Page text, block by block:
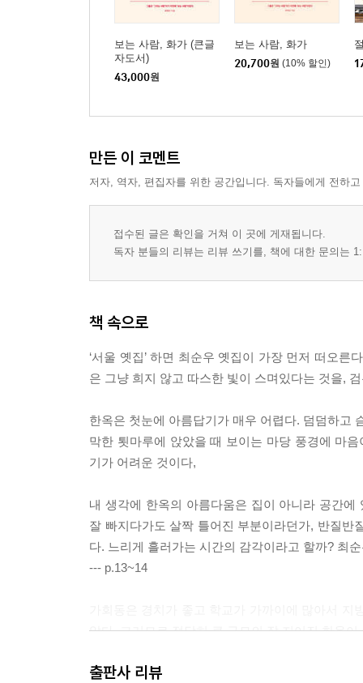
보는 사람, 화가 (큰글
자도서)
43,000원
보는 사람, 화가
20,700원 (10% 할인)
만든 이 코멘트
저자, 역자, 편집자를 위한 공간입니다. 독자들에게 전하
접수된 글은 확인을 거쳐 이 곳에 게재됩니다.
독자 분들의 리뷰는 리뷰 쓰기를, 책에 대한 문의는
책 속으로
‘서울 옛집’ 하면 최순우 옛집이 가장 먼저 떠오
은 그냥 희지 않고 따스한 빛이 스며있다는 것을,
한옥은 첫눈에 아름답기가 매우 어렵다. 덤덤하고
막한 툇마루에 앉았을 때 보이는 마당 풍경에 마
기가 어려운 것이다,
내 생각에 한옥의 아름다움은 집이 아니라 공간
잘 빠지다가도 살짝 틀어진 부분이라던가, 반질
다. 느리게 흘러가는 시간의 감각이라고 할까? 최
--- p.13~14
았다. 그러므로 적당히 큰 규모의 잘 지어진 한옥
출판사 리뷰